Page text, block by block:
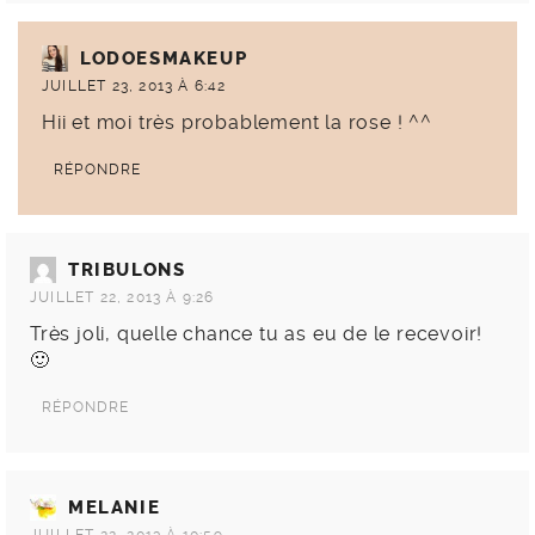
LODOESMAKEUP
JUILLET 23, 2013 À 6:42
Hii et moi très probablement la rose ! ^^
RÉPONDRE
TRIBULONS
JUILLET 22, 2013 À 9:26
Très joli, quelle chance tu as eu de le recevoir!
🙂
RÉPONDRE
MELANIE